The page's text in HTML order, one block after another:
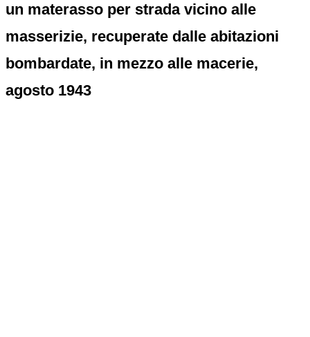
un materasso per strada vicino alle
masserizie, recuperate dalle abitazioni
bombardate, in mezzo alle macerie,
agosto 1943